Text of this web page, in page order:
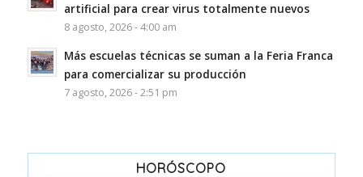
artificial para crear virus totalmente nuevos
8 agosto, 2026 - 4:00 am
Más escuelas técnicas se suman a la Feria Franca
para comercializar su producción
7 agosto, 2026 - 2:51 pm
HORÓSCOPO